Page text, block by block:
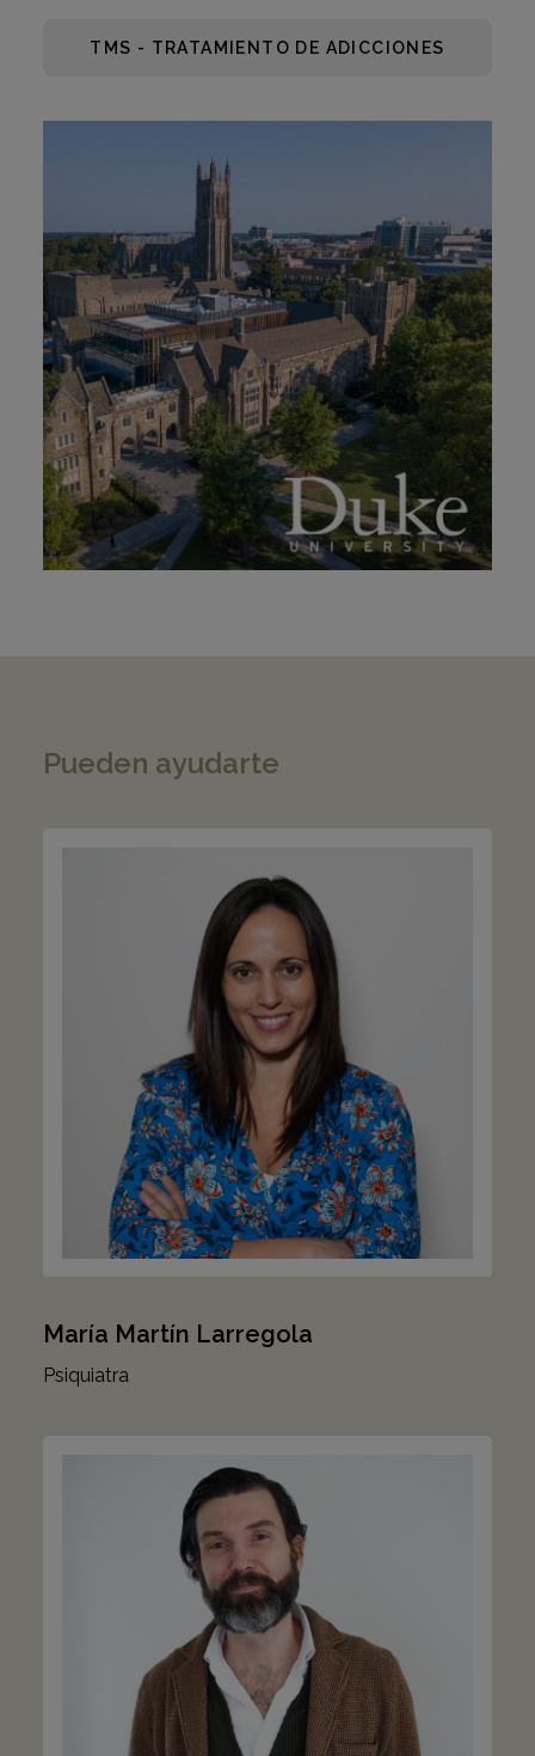
TMS - TRATAMIENTO DE ADICCIONES
Pueden ayudarte
María Martín Larregola
Psiquiatra